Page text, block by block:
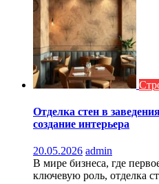
Отделка стен в
создание интерьера
20.05.2026 admin
В мире бизнеса, где
ключевую роль, отделка